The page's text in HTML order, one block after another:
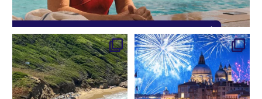
Perlen der Sporaden!
Skiathos, Skopelos &...
7 0
Wer früh plant, sichert sich besondere
Erlebnisse...
0 0